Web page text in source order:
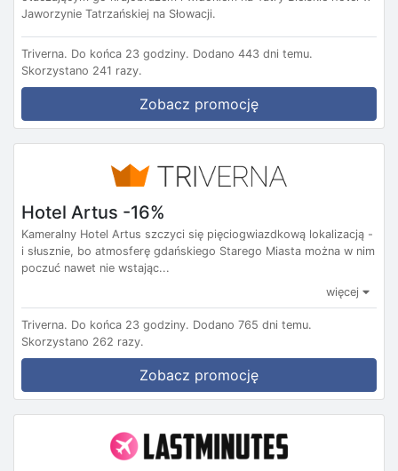
Jaworzynie Tatrzańskiej na Słowacji.
Triverna. Do końca 23 godziny. Dodano 443 dni temu.
Skorzystano 241 razy.
Zobacz promocję
Hotel Artus -16%
Kameralny Hotel Artus szczyci się pięciogwiazdkową lokalizacją -
i słusznie, bo atmosferę gdańskiego Starego Miasta można w nim
poczuć nawet nie wstając...
więcej
Triverna. Do końca 23 godziny. Dodano 765 dni temu.
Skorzystano 262 razy.
Zobacz promocję